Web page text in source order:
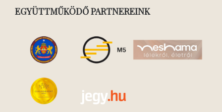
EGYÜTTMŰKÖDŐ PARTNEREINK